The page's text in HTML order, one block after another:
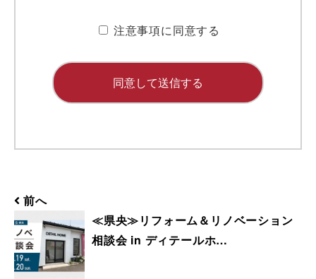
に関するお願い
否をしている場合、当サイトからの予約完
了通知などを受信できない場合がありま
す。弊社ディテールホームからのメールは
各キャリアへお問い合わせください。
■ 来場予約からプレゼントまでの流れ
1. 当フォームからご予約いただきます。
注意事項に同意する
前へ
≪県央≫リフォーム＆リノベーション
相談会 in ディテールホ…